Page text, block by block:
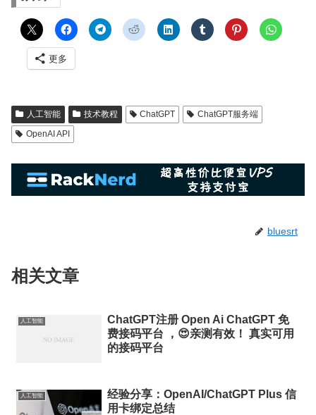
更多
人工智能 技术教程 ChatGPT
ChatGPT服务端
OpenAI API
bluesrt
相关文章
人工智能
ChatGPT注册 Open Ai ChatGPT 免
费接码平台 ，😍亲测有效！ 真实可用
的接码平台
人工智能
经验分享：OpenAI/ChatGPT Plus 信
用卡绑定总结